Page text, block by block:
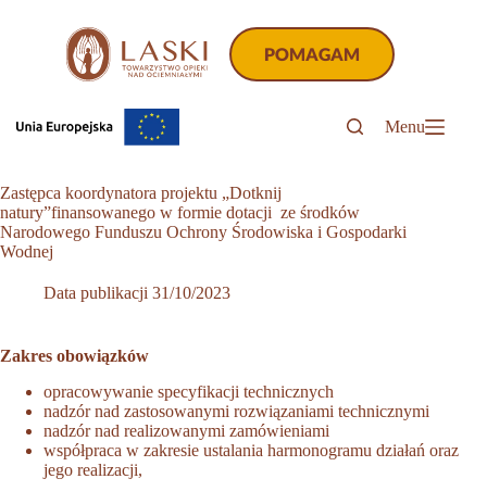
POMAGAM
Menu
Zastępca koordynatora projektu „Dotknij
natury”finansowanego w formie dotacji ze środków
Narodowego Funduszu Ochrony Środowiska i Gospodarki
Wodnej
Data publikacji 31/10/2023
Zakres obowiązków
opracowywanie specyfikacji technicznych
nadzór nad zastosowanymi rozwiązaniami technicznymi
nadzór nad realizowanymi zamówieniami
współpraca w zakresie ustalania harmonogramu działań oraz
jego realizacji,